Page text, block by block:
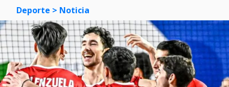
Deporte > Noticia